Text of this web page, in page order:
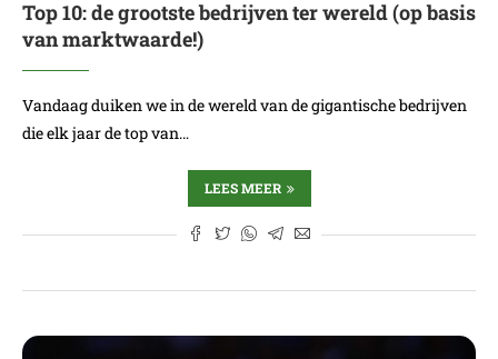
Top 10: de grootste bedrijven ter wereld (op basis
van marktwaarde!)
Vandaag duiken we in de wereld van de gigantische bedrijven
die elk jaar de top van…
LEES MEER